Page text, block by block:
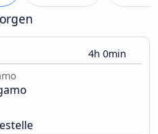
4h 0min